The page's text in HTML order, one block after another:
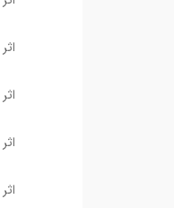
اثر
اثر
اثر
اثر